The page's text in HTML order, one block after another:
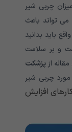
چربی شیر
تواند باعث
باید بدانید
و بر سلامت
از پزشکت
چربی شیر
افزایش